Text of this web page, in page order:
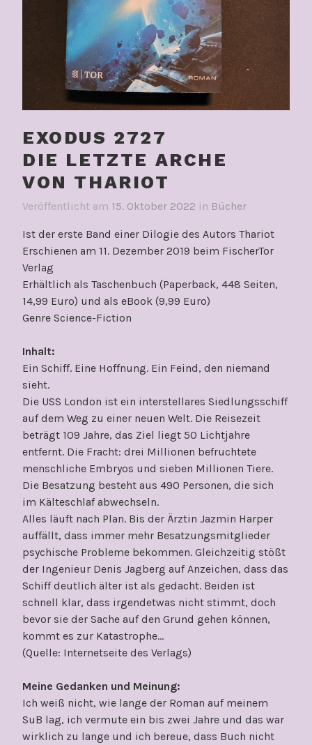
EXODUS 2727
DIE LETZTE ARCHE
VON THARIOT
Veröffentlicht am 15. Oktober 2022 in Bücher
Ist der erste Band einer Dilogie des Autors Thariot
Erschienen am 11. Dezember 2019 beim FischerTor
Verlag
Erhältlich als Taschenbuch (Paperback, 448 Seiten,
14,99 Euro) und als eBook (9,99 Euro)
Genre Science-Fiction
Inhalt:
Ein Schiff. Eine Hoffnung. Ein Feind, den niemand
sieht.
Die USS London ist ein interstellares Siedlungsschiff
auf dem Weg zu einer neuen Welt. Die Reisezeit
beträgt 109 Jahre, das Ziel liegt 50 Lichtjahre
entfernt. Die Fracht: drei Millionen befruchtete
menschliche Embryos und sieben Millionen Tiere.
Die Besatzung besteht aus 490 Personen, die sich
im Kälteschlaf abwechseln.
Alles läuft nach Plan. Bis der Ärztin Jazmin Harper
auffällt, dass immer mehr Besatzungsmitglieder
psychische Probleme bekommen. Gleichzeitig stößt
der Ingenieur Denis Jagberg auf Anzeichen, dass das
Schiff deutlich älter ist als gedacht. Beiden ist
schnell klar, dass irgendetwas nicht stimmt, doch
bevor sie der Sache auf den Grund gehen können,
kommt es zur Katastrophe…
(Quelle: Internetseite des Verlags)
Meine Gedanken und Meinung:
Ich weiß nicht, wie lange der Roman auf meinem
SuB lag, ich vermute ein bis zwei Jahre und das war
wirklich zu lange und ich bereue, dass Buch nicht